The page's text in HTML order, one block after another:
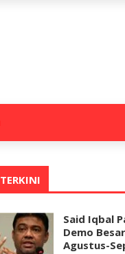
TERKINI
Said Iqbal
Demo
Agustus-